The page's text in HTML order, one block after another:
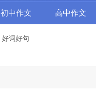
初中作文 高中作文
好词好句